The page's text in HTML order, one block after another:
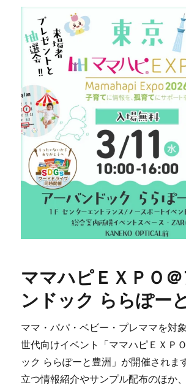
ママハピＥＸＰＯ
ンドック ららぽー
ママ・パパ・ベビー・プレママを対
世代向けイベント「ママハピＥＸＰ
ック ららぽーと豊洲」が開催されま
立つ情報紹介やサンプル配布のほか